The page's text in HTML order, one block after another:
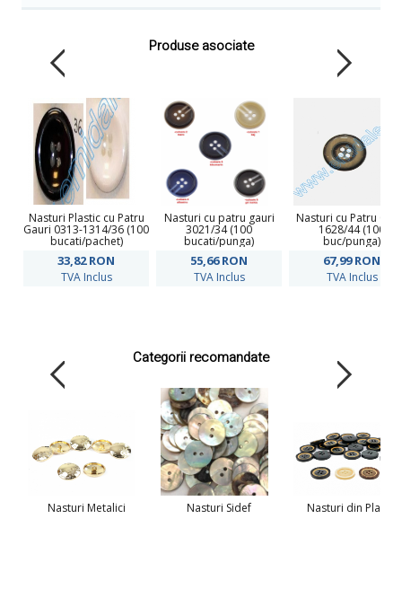
Produse asociate
Nasturi Plastic cu Patru
Gauri 0313-1314/36 (100
bucati/pachet)
33,82RON
TVA Inclus
Nasturi cu patru gauri
3021/34 (100
bucati/punga)
55,66RON
TVA Inclus
Nasturi cu Patru
1628/44 (100
buc/punga)
67,99RON
TVA Inclus
Categorii recomandate
Nasturi Metalici Nasturi Sidef Nasturi din Plastic